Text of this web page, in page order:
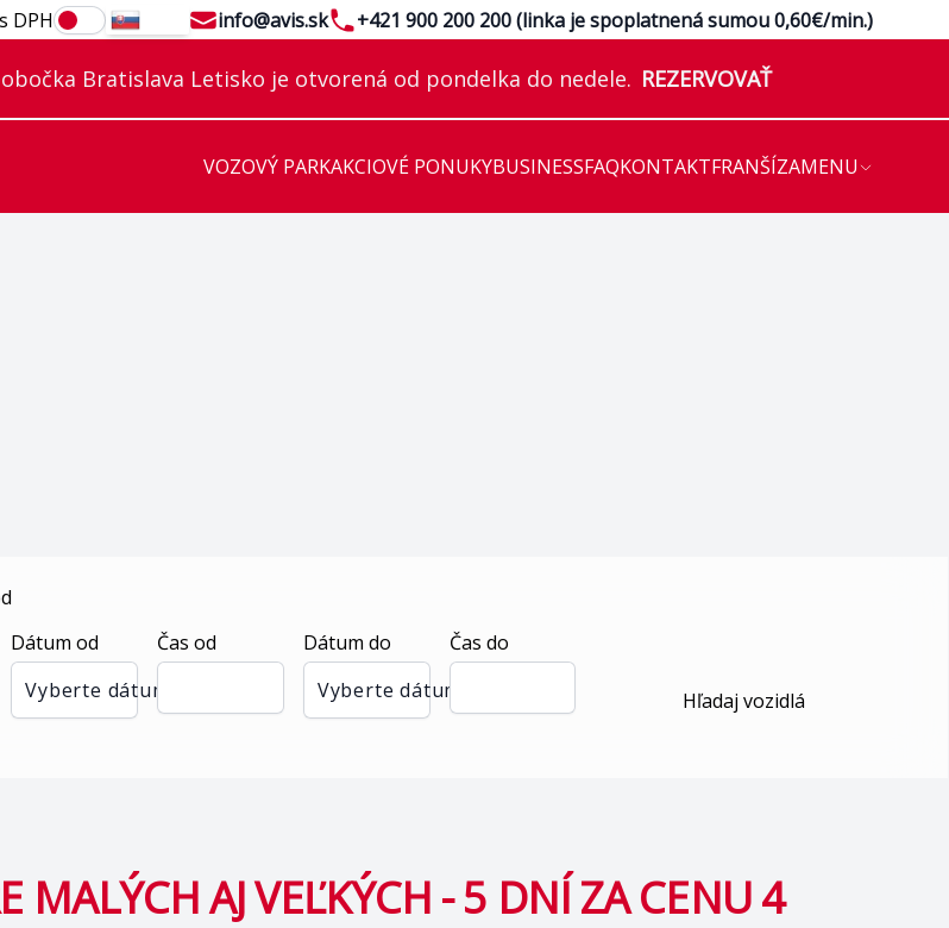
DPH SK Emailinfo@avis.skTelephone
+421 900 200 200 (linka je spoplatnená sumou 0,60€/min.)
Bratislava Letisko je otvorená od pondelka do nedele. REZERVOVAŤ
VOZOVÝ PARKAKCIOVÉ PONUKYBUSINESSFAQKONTAKTFRANŠÍZAMENU
Dátum od
Vyberte dátum
Čas od
Dátum do
Vyberte dátum
Čas do
Hľadaj vozidlá
MALÝCH AJ VEĽKÝCH - 5 DNÍ ZA CENU 4